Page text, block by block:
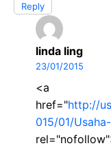
Reply
linda ling
23/01/2015
<a
href="http://
015/01/